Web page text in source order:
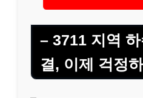
– 3711 지역
결, 이제 걱정